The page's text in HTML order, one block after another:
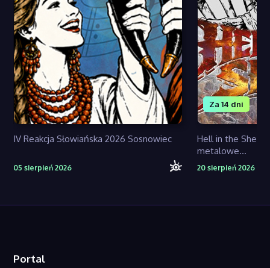
IV Reakcja Słowiańska 2026 Sosnowiec
05 sierpień 2026
Hell in the Shell
metalowe...
Za 14 dni
20 sierpień 2026
Portal